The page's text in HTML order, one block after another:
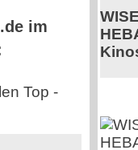
im
Top -